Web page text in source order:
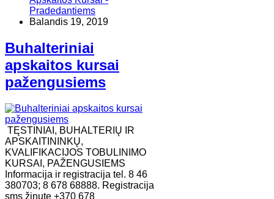
Pradedantiems
Balandis 19, 2019
Buhalteriniai
apskaitos kursai
pažengusiems
TĘSTINIAI, BUHALTERIŲ IR
APSKAITININKŲ,
KVALIFIKACIJOS TOBULINIMO
KURSAI, PAŽENGUSIEMS
Informacija ir registracija tel. 8 46
380703; 8 678 68888. Registracija
sms žinute +370 678